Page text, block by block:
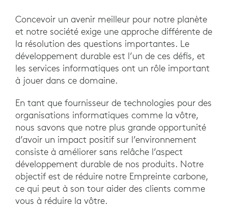
Concevoir un avenir meilleur pour notre planète
et notre société exige une approche différente de
la résolution des questions importantes. Le
développement durable est l’un de ces défis, et
les services informatiques ont un rôle important
à jouer dans ce domaine.
En tant que fournisseur de technologies pour des
organisations informatiques comme la vôtre,
nous savons que notre plus grande opportunité
d’avoir un impact positif sur l’environnement
consiste à améliorer sans relâche l’aspect
développement durable de nos produits. Notre
objectif est de réduire notre Empreinte carbone,
ce qui peut à son tour aider des clients comme
vous à réduire la vôtre.